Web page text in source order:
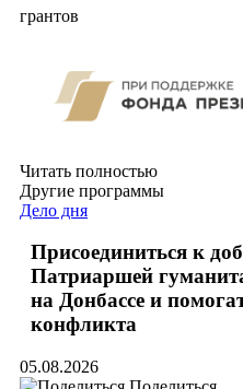
грантов
Читать полностью
Другие программы
Дело дня
Присоединиться к
Патриаршей
на Донбассе и
конфликта
05.08.2026